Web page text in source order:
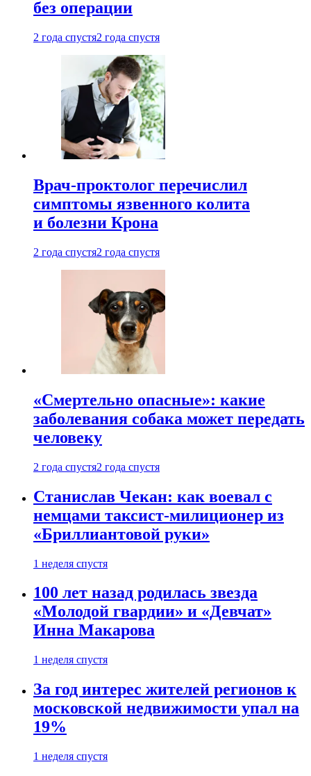
без операции
2 года спустя2 года спустя
Врач-проктолог перечислил
симптомы язвенного колита
и болезни Крона
2 года спустя2 года спустя
«Смертельно опасные»: какие
заболевания собака может передать
человеку
2 года спустя2 года спустя
Станислав Чекан: как воевал с
немцами таксист-милиционер из
«Бриллиантовой руки»
1 неделя спустя
100 лет назад родилась звезда
«Молодой гвардии» и «Девчат»
Инна Макарова
1 неделя спустя
За год интерес жителей регионов к
московской недвижимости упал на
19%
1 неделя спустя